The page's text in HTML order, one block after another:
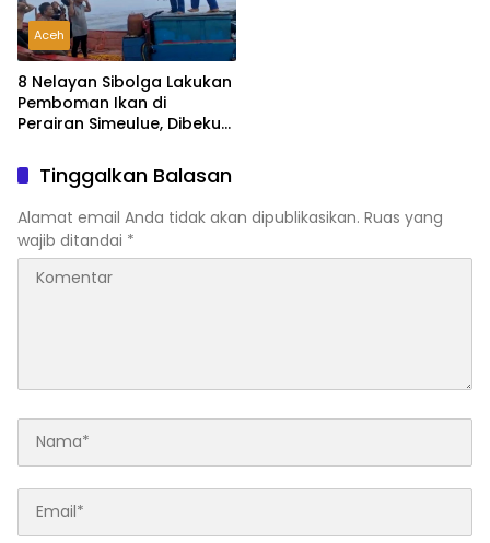
Aceh
8 Nelayan Sibolga Lakukan
Pemboman Ikan di
Perairan Simeulue, Dibekuk
Tinggalkan Balasan
Alamat email Anda tidak akan dipublikasikan. Ruas yang
wajib ditandai *